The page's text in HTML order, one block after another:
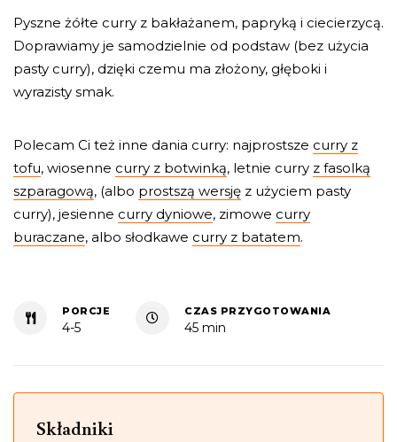
Pyszne żółte curry z bakłażanem, papryką i ciecierzycą.
Doprawiamy je samodzielnie od podstaw (bez użycia
pasty curry), dzięki czemu ma złożony, głęboki i
wyrazisty smak.
Polecam Ci też inne dania curry: najprostsze curry z
tofu, wiosenne curry z botwinką, letnie curry z fasolką
szparagową, (albo prostszą wersję z użyciem pasty
curry), jesienne curry dyniowe, zimowe curry
buraczane, albo słodkawe curry z batatem.
PORCJE
4-5
CZAS PRZYGOTOWANIA
45 min
Składniki